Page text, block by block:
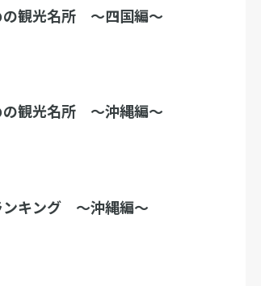
の観光名所 〜四国編〜
の観光名所 〜沖縄編〜
ンキング 〜沖縄編〜